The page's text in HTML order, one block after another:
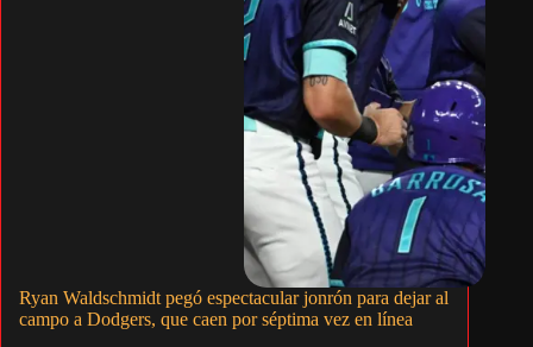
Ryan Waldschmidt pegó espectacular jonrón para dejar al
campo a Dodgers, que caen por séptima vez en línea